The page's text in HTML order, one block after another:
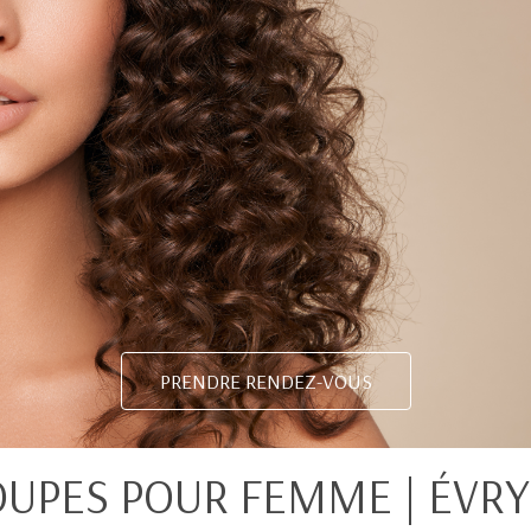
PRENDRE RENDEZ-VOUS
POUR FEMME |